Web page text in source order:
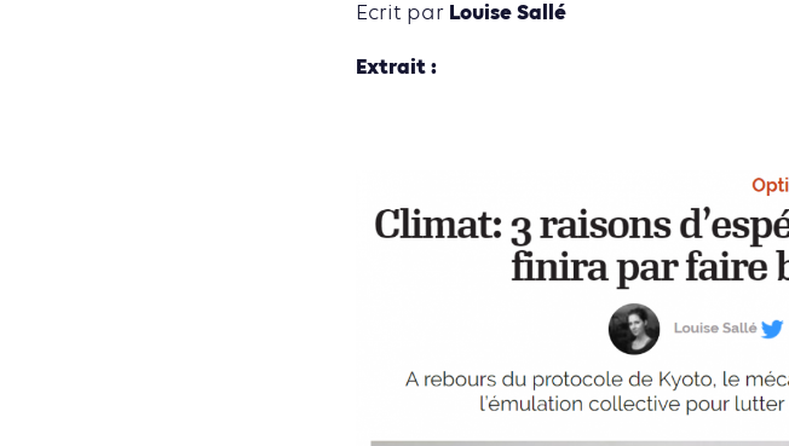
Ecrit par Louise Sallé
Extrait :